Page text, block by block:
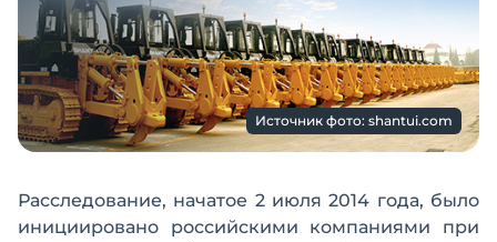
Источник фото: shantui.com
Расследование, начатое 2 июля 2014 года, было
инициировано российскими компаниями при